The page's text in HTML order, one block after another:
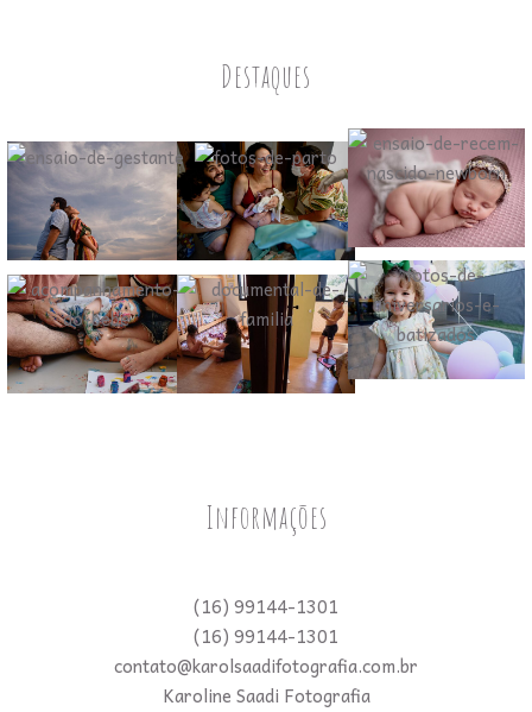
Destaques
Informações
(16) 99144-1301
(16) 99144-1301
contato@karolsaadifotografia.com.br
Karoline Saadi Fotografia